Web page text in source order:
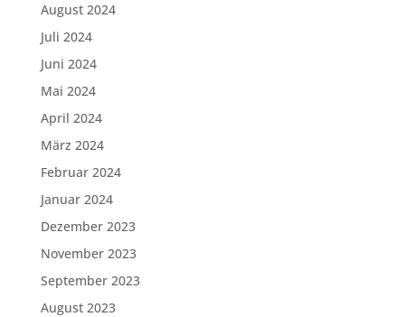
August 2024
Juli 2024
Juni 2024
Mai 2024
April 2024
März 2024
Februar 2024
Januar 2024
Dezember 2023
November 2023
September 2023
August 2023